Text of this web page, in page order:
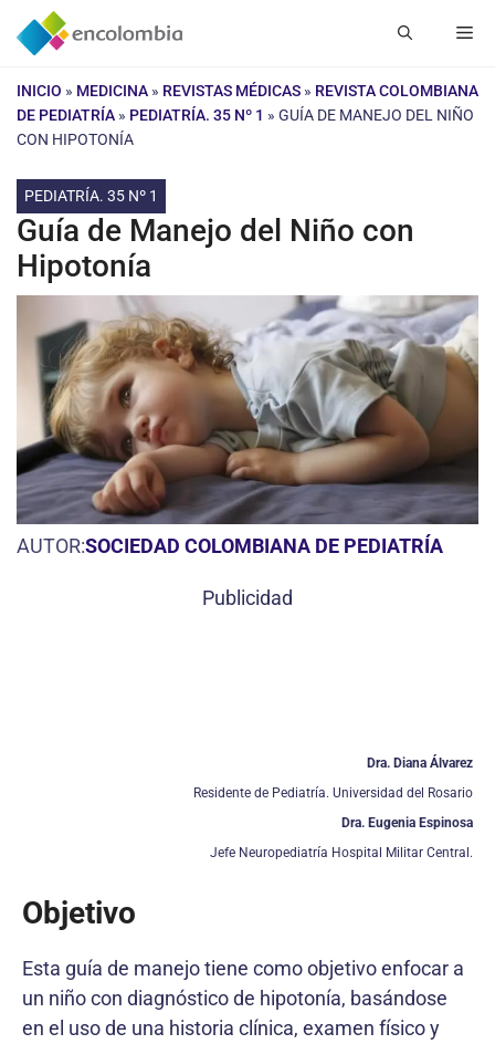
Saltar
INICIO » MEDICINA » REVISTAS MÉDICAS » REVISTA COLOMBIANA
DE PEDIATRÍA » PEDIATRÍA. 35 Nº 1 » GUÍA DE MANEJO DEL NIÑO
CON HIPOTONÍA
PEDIATRÍA. 35 Nº 1
Guía de Manejo del Niño con
Hipotonía
AUTOR:SOCIEDAD COLOMBIANA DE PEDIATRÍA
Publicidad
Dra. Diana Álvarez
Residente de Pediatría. Universidad del Rosario
Dra. Eugenia Espinosa
Jefe Neuropediatría Hospital Militar Central.
Objetivo
Esta guía de manejo tiene como objetivo enfocar a
un niño con diagnóstico de hipotonía, basándose
en el uso de una historia clínica, examen físico y